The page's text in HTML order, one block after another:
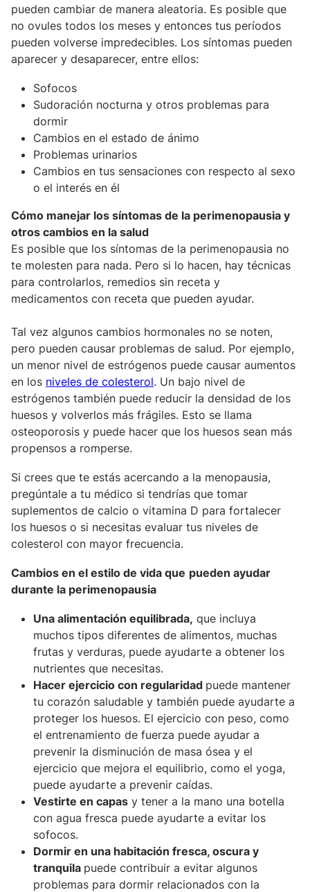
pueden cambiar de manera aleatoria. Es posible que
no ovules todos los meses y entonces tus períodos
pueden volverse impredecibles. Los síntomas pueden
aparecer y desaparecer, entre ellos:
Sofocos
Sudoración nocturna y otros problemas para
dormir
Cambios en el estado de ánimo
Problemas urinarios
Cambios en tus sensaciones con respecto al sexo
o el interés en él
Cómo manejar los síntomas de la perimenopausia y
otros cambios en la salud
Es posible que los síntomas de la perimenopausia no
te molesten para nada. Pero si lo hacen, hay técnicas
para controlarlos, remedios sin receta y
medicamentos con receta que pueden ayudar.
Tal vez algunos cambios hormonales no se noten,
pero pueden causar problemas de salud. Por ejemplo,
un menor nivel de estrógenos puede causar aumentos
en los niveles de colesterol. Un bajo nivel de
estrógenos también puede reducir la densidad de los
huesos y volverlos más frágiles. Esto se llama
osteoporosis y puede hacer que los huesos sean más
propensos a romperse.
Si crees que te estás acercando a la menopausia,
pregúntale a tu médico si tendrías que tomar
suplementos de calcio o vitamina D para fortalecer
los huesos o si necesitas evaluar tus niveles de
colesterol con mayor frecuencia.
Cambios en el estilo de vida que pueden ayudar
durante la perimenopausia
Una alimentación equilibrada, que incluya
muchos tipos diferentes de alimentos, muchas
frutas y verduras, puede ayudarte a obtener los
nutrientes que necesitas.
Hacer ejercicio con regularidad puede mantener
tu corazón saludable y también puede ayudarte a
proteger los huesos. El ejercicio con peso, como
el entrenamiento de fuerza puede ayudar a
prevenir la disminución de masa ósea y el
ejercicio que mejora el equilibrio, como el yoga,
puede ayudarte a prevenir caídas.
Vestirte en capas y tener a la mano una botella
con agua fresca puede ayudarte a evitar los
sofocos.
Dormir en una habitación fresca, oscura y
tranquila puede contribuir a evitar algunos
problemas para dormir relacionados con la